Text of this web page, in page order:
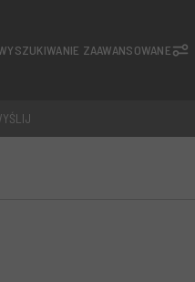
ZAAWANSOWANE